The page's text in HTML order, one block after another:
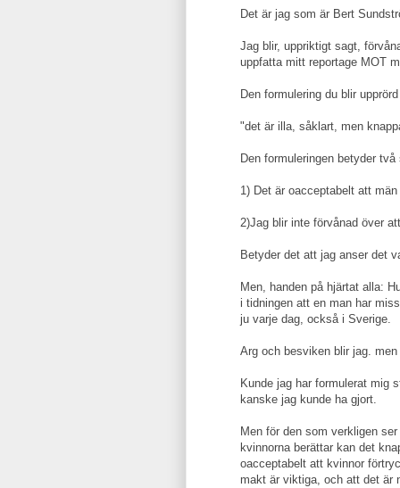
Det är jag som är Bert
Jag blir, uppriktigt sagt,
uppfatta mitt reportage MOT
Den formulering du blir
"det är illa, såklart, men
Den formuleringen betyder
1) Det är oacceptabelt att
2)Jag blir inte förvånad över
Betyder det att jag anser det
Men, handen på hjärtat alla:
i tidningen att en man har
ju varje dag, också i Sverige.
Arg och besviken blir jag.
Kunde jag har formulerat mig
kanske jag kunde ha gjort.
Men för den som verkligen
kvinnorna berättar kan det
oacceptabelt att kvinnor
makt är viktiga, och att det är